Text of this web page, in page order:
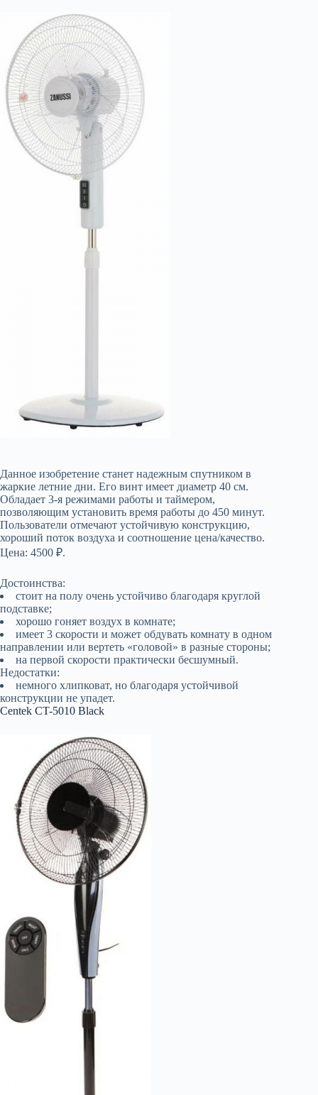
Данное изобретение станет надежным спутником в
жаркие летние дни. Его винт имеет диаметр 40 см.
Обладает 3-я режимами работы и таймером,
позволяющим установить время работы до 450 минут.
Пользователи отмечают устойчивую конструкцию,
хороший поток воздуха и соотношение цена/качество.
Цена: 4500 ₽.
Достоинства:
стоит на полу очень устойчиво благодаря круглой
подставке;
хорошо гоняет воздух в комнате;
имеет 3 скорости и может обдувать комнату в одном
направлении или вертеть «головой» в разные стороны;
на первой скорости практически бесшумный.
Недостатки:
немного хлипковат, но благодаря устойчивой
конструкции не упадет.
Centek CT-5010 Black